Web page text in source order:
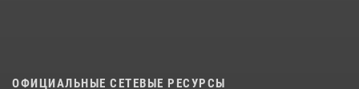
ОФИЦИАЛЬНЫЕ СЕТЕВЫЕ РЕСУРСЫ